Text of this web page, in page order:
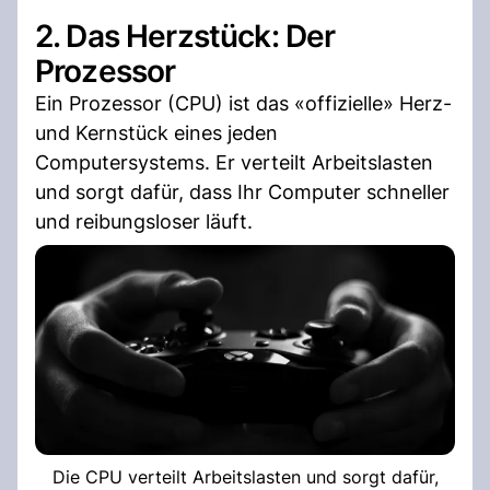
2. Das Herzstück: Der
Prozessor
Ein Prozessor (CPU) ist das «offizielle» Herz-
und Kernstück eines jeden
Computersystems. Er verteilt Arbeitslasten
und sorgt dafür, dass Ihr Computer schneller
und reibungsloser läuft.
Die CPU verteilt Arbeitslasten und sorgt dafür,